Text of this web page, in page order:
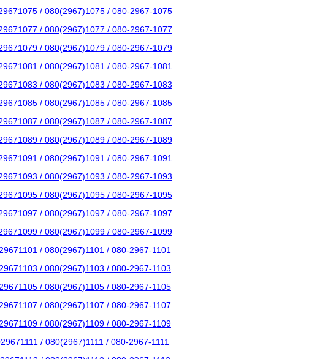
/ 080(2967)1075 / 080-2967-1075
/ 080(2967)1077 / 080-2967-1077
/ 080(2967)1079 / 080-2967-1079
/ 080(2967)1081 / 080-2967-1081
/ 080(2967)1083 / 080-2967-1083
/ 080(2967)1085 / 080-2967-1085
/ 080(2967)1087 / 080-2967-1087
/ 080(2967)1089 / 080-2967-1089
/ 080(2967)1091 / 080-2967-1091
/ 080(2967)1093 / 080-2967-1093
/ 080(2967)1095 / 080-2967-1095
/ 080(2967)1097 / 080-2967-1097
/ 080(2967)1099 / 080-2967-1099
/ 080(2967)1101 / 080-2967-1101
/ 080(2967)1103 / 080-2967-1103
/ 080(2967)1105 / 080-2967-1105
/ 080(2967)1107 / 080-2967-1107
/ 080(2967)1109 / 080-2967-1109
/ 080(2967)1111 / 080-2967-1111